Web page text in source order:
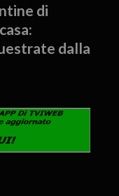
di
dalla